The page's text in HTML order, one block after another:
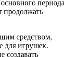
периода
продолжать
средством,
для игрушек.
создавать